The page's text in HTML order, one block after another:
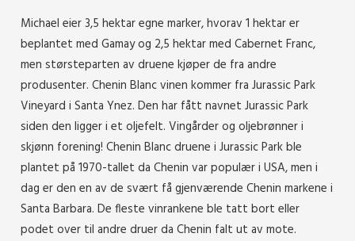
Michael eier 3,5 hektar egne marker, hvorav 1 hektar er
beplantet med Gamay og 2,5 hektar med Cabernet Franc,
men størsteparten av druene kjøper de fra andre
produsenter. Chenin Blanc vinen kommer fra Jurassic Park
Vineyard i Santa Ynez. Den har fått navnet Jurassic Park
siden den ligger i et oljefelt. Vingårder og oljebrønner i
skjønn forening! Chenin Blanc druene i Jurassic Park ble
plantet på 1970-tallet da Chenin var populær i USA, men i
dag er den en av de svært få gjenværende Chenin markene i
Santa Barbara. De fleste vinrankene ble tatt bort eller
podet over til andre druer da Chenin falt ut av mote.